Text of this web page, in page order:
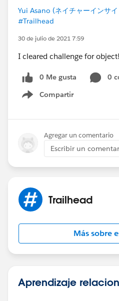
Yui Asano (ネイチャーインサ
#Trailhead
30 de julio de 2021 7:59
I cleared challenge for
0 Me gusta
0
Compartir
Show menu
Agregar un comentario
Escribir un
Trailhead
Más sobre
Aprendizaje